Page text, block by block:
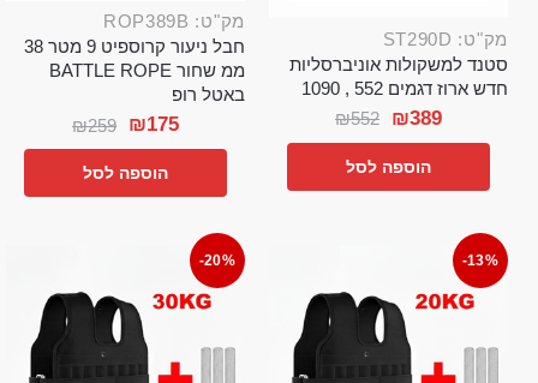
מק"ט: ST290D
סטנד למשקולות אוניברסליות
חדש ארוז דגמים 552 , 1090
₪552 ₪389
הוספה לסל
מק"ט: ROP389B
חבל ניעור קרוספיט 9 מטר 38
ממ שחור BATTLE ROPE
באטל רופ
₪259 ₪175
הוספה לסל
-13%
-20%